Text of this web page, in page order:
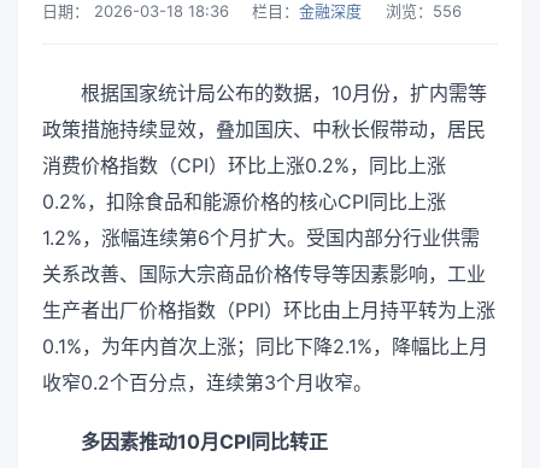
日期： 2026-03-18 18:36 栏目： 金融深度 浏览： 556
根据国家统计局公布的数据，10月份，扩内需等
政策措施持续显效，叠加国庆、中秋长假带动，居民
消费价格指数（CPI）环比上涨0.2%，同比上涨
0.2%，扣除食品和能源价格的核心CPI同比上涨
1.2%，涨幅连续第6个月扩大。受国内部分行业供需
关系改善、国际大宗商品价格传导等因素影响，工业
生产者出厂价格指数（PPI）环比由上月持平转为上涨
0.1%，为年内首次上涨；同比下降2.1%，降幅比上月
收窄0.2个百分点，连续第3个月收窄。
多因素推动10月CPI同比转正